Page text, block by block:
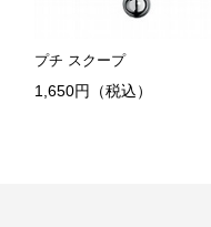
プチ スクープ
1,650円（税込）